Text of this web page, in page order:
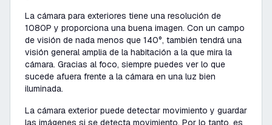
La cámara para exteriores tiene una resolución de
1080P y proporciona una buena imagen. Con un campo
de visión de nada menos que 140°, también tendrá una
visión general amplia de la habitación a la que mira la
cámara. Gracias al foco, siempre puedes ver lo que
sucede afuera frente a la cámara en una luz bien
iluminada.
La cámara exterior puede detectar movimiento y guardar
las imágenes si se detecta movimiento. Por lo tanto, es